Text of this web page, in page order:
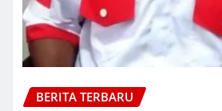
BERITA TERBARU